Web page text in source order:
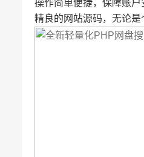
操作简单便捷，保障账
精良的网站源码，无论是